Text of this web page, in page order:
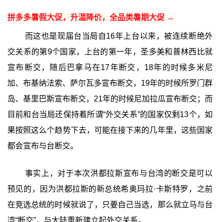
拼多多暑假大促，升温降价，全品类暑期大促 →
而这也是现届台当局自16年上台以来，被连续断绝外
交关系的第9个国家，上台的第一年，圣多美和普林西比就
宣布断交，随后巴拿马在17年断交，18年的时候多米尼
加、布基纳法索、萨尔瓦多宣布断交，19年的时候所罗门群
岛、基里巴斯宣布断交，21年的时候尼加拉瓜宣布断交；而
目前和台当局还保持着所谓“外交关系”的国家仅剩13个，如
果按照这么个趋势下去，可能在接下来的几年里，这些国家
都会宣布与台断交。
事实上，对于本次洪都拉斯宣布与台湾的断交是可以
预见的，因为洪都拉斯的新总统希奥玛拉·卡斯特罗，之前
在竞选总统的时候就说了，只要自己当选，那么就立马与台
湾“断交”，与大陆重新建立起外交关系。